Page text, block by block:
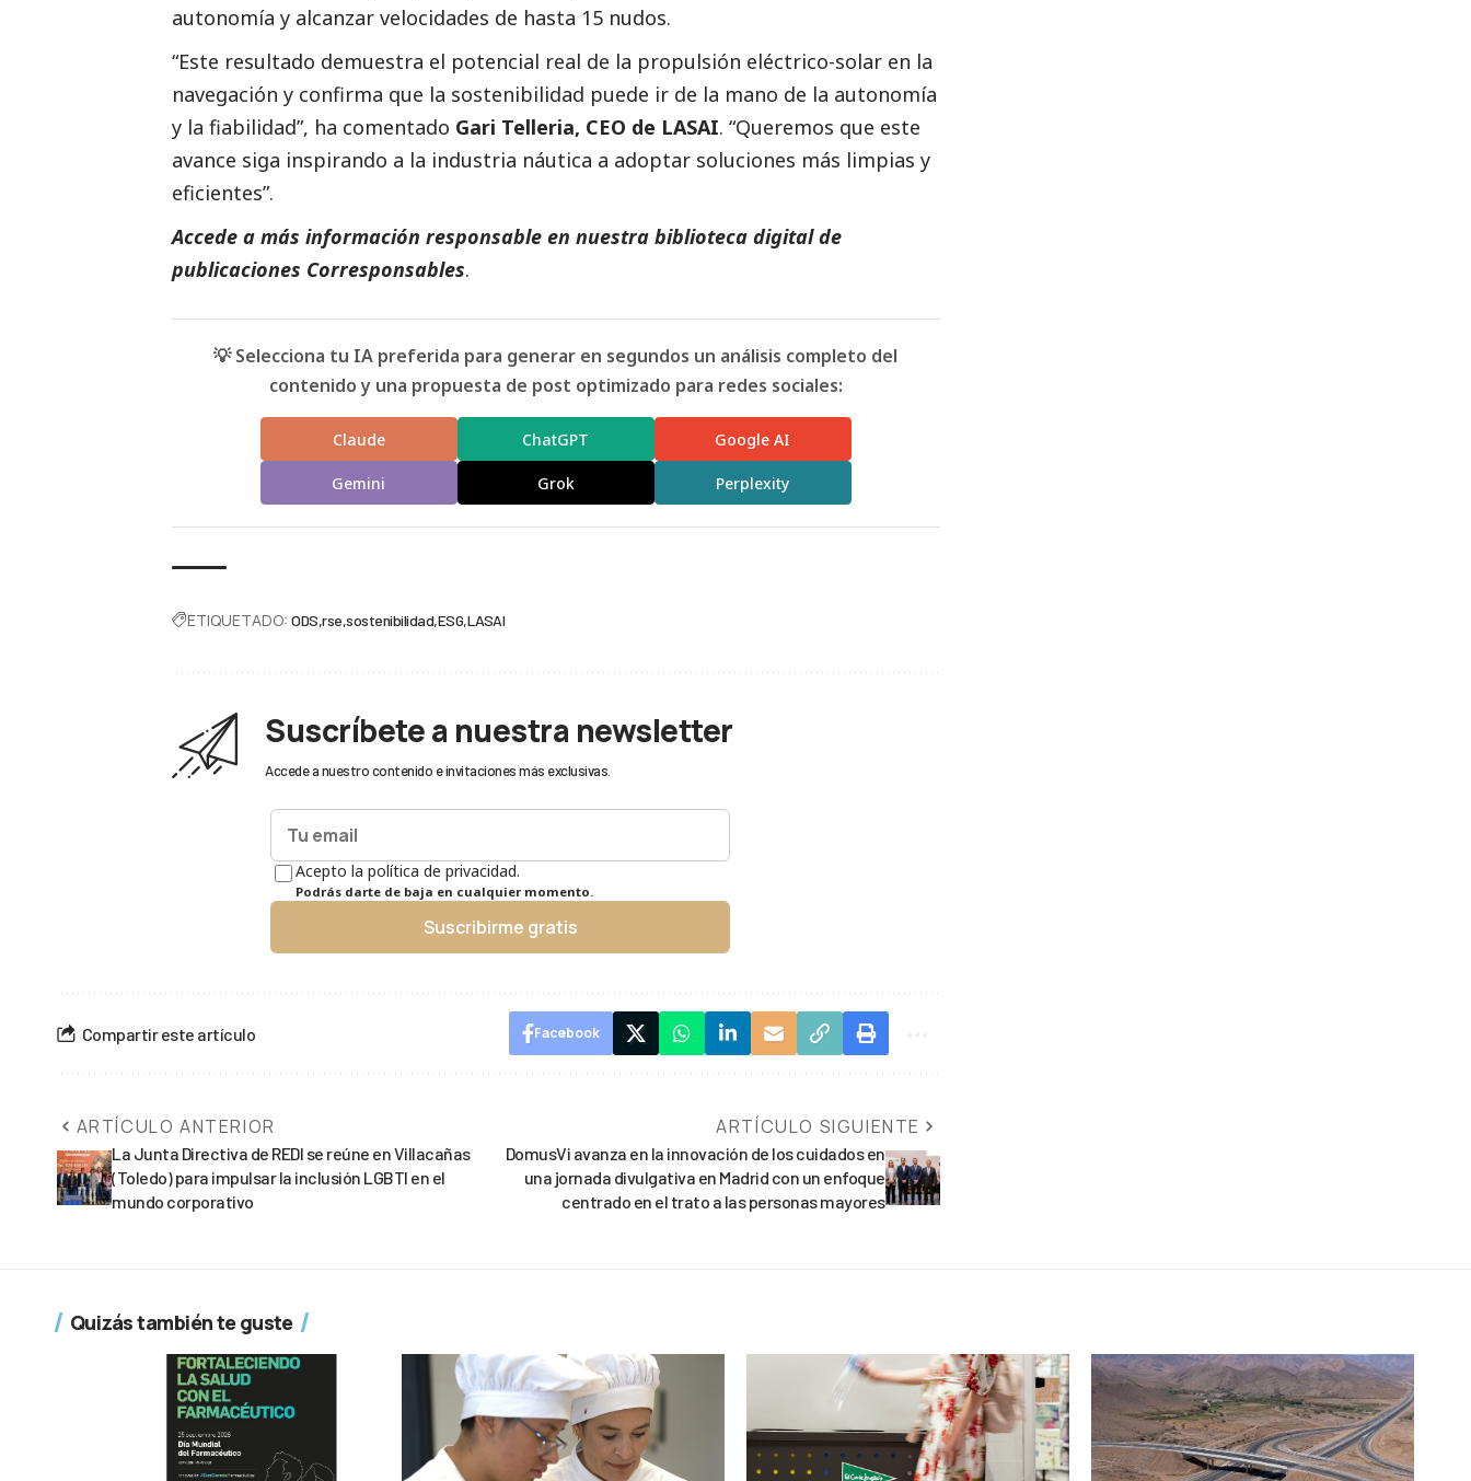
autonomía y alcanzar velocidades de hasta 15 nudos.
“Este resultado demuestra el potencial real de la propulsión eléctrico-solar en la
navegación y confirma que la sostenibilidad puede ir de la mano de la autonomía
y la fiabilidad”, ha comentado Gari Telleria, CEO de LASAI. “Queremos que este
avance siga inspirando a la industria náutica a adoptar soluciones más limpias y
eficientes”.
Accede a más información responsable en nuestra biblioteca digital de
publicaciones Corresponsables.
💡 Selecciona tu IA preferida para generar en segundos un análisis completo del
contenido y una propuesta de post optimizado para redes sociales:
Claude ChatGPT Google AI
Gemini Grok Perplexity
ETIQUETADO: ODS rse sostenibilidad ESG LASAI
Suscríbete a nuestra newsletter
Accede a nuestro contenido e invitaciones más exclusivas.
Acepto la política de privacidad.
Podrás darte de baja en cualquier momento.
Suscribirme gratis
Compartir este artículo Facebook
ARTÍCULO ANTERIOR
La Junta Directiva de REDI se reúne en Villacañas
(Toledo) para impulsar la inclusión LGBTI en el
mundo corporativo
ARTÍCULO SIGUIENTE
DomusVi avanza en la innovación de los cuidados en
una jornada divulgativa en Madrid con un enfoque
centrado en el trato a las personas mayores
Quizás también te guste